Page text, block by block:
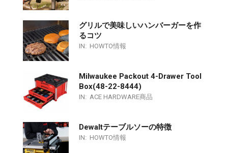
グリルで美味しいハンバーガーを作
るコツ
IN: HOWTO情報
Milwaukee Packout 4-Drawer Tool
Box(48-22-8444)
IN: ACE HARDWARE商品
Dewaltテーブルソーの特徴
IN: HOWTO情報